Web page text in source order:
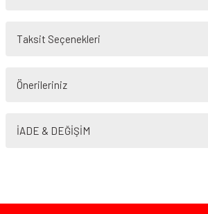
Taksit Seçenekleri
Önerileriniz
yetersiz gördüğünüz noktaları öneri formunu
İADE & DEĞİŞİM